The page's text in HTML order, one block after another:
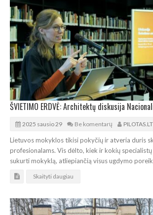
2025 sausio 29 Be komentarų PILOTAS.LT
Lietuvos mokyklos tikisi pokyčių ir atveria duris
profesionalams. Vis dėlto, kiek ir kokių
sukurti mokyklą, atliepiančią visus ugdymo
Skaityti daugiau